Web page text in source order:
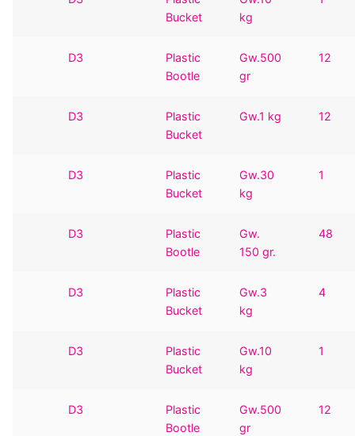
Bucket
kg
D3
Plastic
Bootle
Gw.500
gr
12
D3
Plastic
Bucket
Gw.1 kg 12
D3
Plastic
Bucket
Gw.30
kg
1
D3
Plastic
Bootle
Gw.
150 gr.
48
D3
Plastic
Bucket
Gw.3
kg
4
D3
Plastic
Bucket
Gw.10
kg
1
D3
Plastic
Bootle
Gw.500
gr
12